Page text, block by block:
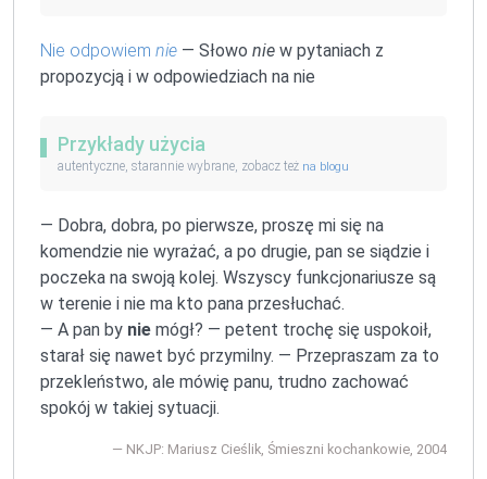
Nie odpowiem nie — Słowo nie w pytaniach z
propozycją i w odpowiedziach na nie
Przykłady użycia
autentyczne, starannie wybrane, zobacz też na blogu
— Dobra, dobra, po pierwsze, proszę mi się na
komendzie nie wyrażać, a po drugie, pan se siądzie i
poczeka na swoją kolej. Wszyscy funkcjonariusze są
w terenie i nie ma kto pana przesłuchać.
— A pan by nie mógł? — petent trochę się uspokoił,
starał się nawet być przymilny. — Przepraszam za to
przekleństwo, ale mówię panu, trudno zachować
spokój w takiej sytuacji.
NKJP: Mariusz Cieślik, Śmieszni kochankowie, 2004